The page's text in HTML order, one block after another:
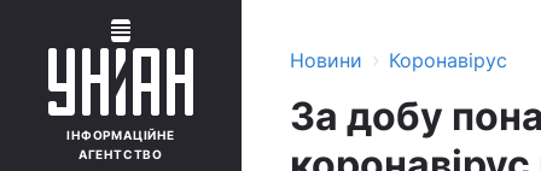
ІНФОРМАЦІЙНЕ
АГЕНТСТВО
Новини › Коронавірус
За добу